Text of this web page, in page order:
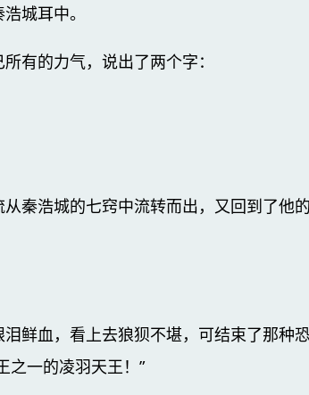
城耳中。
有的力气，说出了两个字：
秦浩城的七窍中流转而出，又回到了他
鲜血，看上去狼狈不堪，可结束了那种
之一的凌羽天王！”